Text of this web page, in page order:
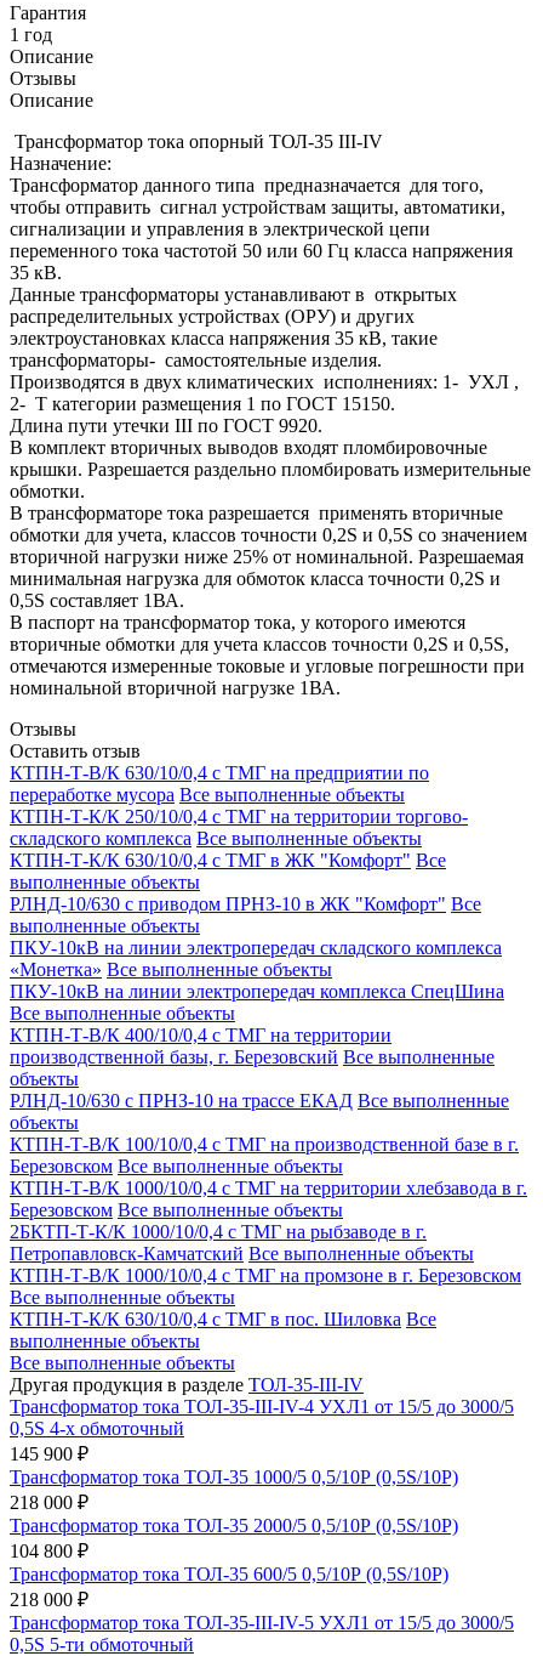
Гарантия
1 год
Описание
Отзывы
Описание
Трансформатор тока опорный ТОЛ-35 III-IV
Назначение:
Трансформатор данного типа предназначается для того,
чтобы отправить сигнал устройствам защиты, автоматики,
сигнализации и управления в электрической цепи
переменного тока частотой 50 или 60 Гц класса напряжения
35 кВ.
Данные трансформаторы устанавливают в открытых
распределительных устройствах (ОРУ) и других
электроустановках класса напряжения 35 кВ, такие
трансформаторы- самостоятельные изделия.
Производятся в двух климатических исполнениях: 1- УХЛ ,
2- Т категории размещения 1 по ГОСТ 15150.
Длина пути утечки III по ГОСТ 9920.
В комплект вторичных выводов входят пломбировочные
крышки. Разрешается раздельно пломбировать измерительные
обмотки.
В трансформаторе тока разрешается применять вторичные
обмотки для учета, классов точности 0,2S и 0,5S со значением
вторичной нагрузки ниже 25% от номинальной. Разрешаемая
минимальная нагрузка для обмоток класса точности 0,2S и
0,5S составляет 1ВА.
В паспорт на трансформатор тока, у которого имеются
вторичные обмотки для учета классов точности 0,2S и 0,5S,
отмечаются измеренные токовые и угловые погрешности при
номинальной вторичной нагрузке 1ВА.
Отзывы
Оставить отзыв
КТПН-Т-В/К 630/10/0,4 с ТМГ на предприятии по
переработке мусора Все выполненные объекты
КТПН-Т-К/К 250/10/0,4 с ТМГ на территории торгово-
складского комплекса Все выполненные объекты
КТПН-Т-К/К 630/10/0,4 с ТМГ в ЖК "Комфорт" Все
выполненные объекты
РЛНД-10/630 с приводом ПРНЗ-10 в ЖК "Комфорт" Все
выполненные объекты
ПКУ-10кВ на линии электропередач складского комплекса
«Монетка» Все выполненные объекты
ПКУ-10кВ на линии электропередач комплекса СпецШина
Все выполненные объекты
КТПН-Т-В/К 400/10/0,4 с ТМГ на территории
производственной базы, г. Березовский Все выполненные
объекты
РЛНД-10/630 с ПРНЗ-10 на трассе ЕКАД Все выполненные
объекты
КТПН-Т-В/К 100/10/0,4 с ТМГ на производственной базе в г.
Березовском Все выполненные объекты
КТПН-Т-В/К 1000/10/0,4 с ТМГ на территории хлебзавода в г.
Березовском Все выполненные объекты
2БКТП-Т-К/К 1000/10/0,4 с ТМГ на рыбзаводе в г.
Петропавловск-Камчатский Все выполненные объекты
КТПН-Т-В/К 1000/10/0,4 с ТМГ на промзоне в г. Березовском
Все выполненные объекты
КТПН-Т-К/К 630/10/0,4 с ТМГ в пос. Шиловка Все
выполненные объекты
Все выполненные объекты
Другая продукция в разделе ТОЛ-35-III-IV
Трансформатор тока ТОЛ-35-III-IV-4 УХЛ1 от 15/5 до 3000/5
0,5S 4-х обмоточный
145 900 ₽
Трансформатор тока ТОЛ-35 1000/5 0,5/10Р (0,5S/10Р)
218 000 ₽
Трансформатор тока ТОЛ-35 2000/5 0,5/10Р (0,5S/10Р)
104 800 ₽
Трансформатор тока ТОЛ-35 600/5 0,5/10Р (0,5S/10Р)
218 000 ₽
Трансформатор тока ТОЛ-35-III-IV-5 УХЛ1 от 15/5 до 3000/5
0,5S 5-ти обмоточный